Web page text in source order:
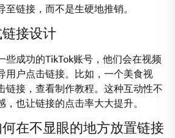
链接，而不是生硬地推销。
接设计
些成功的TikTok账号，他们会在视频
用户点击链接。比如，一个美食视
链接，查看制作教程。这种互动性不
也让链接的点击率大大提升。
在不显眼的地方放置链接